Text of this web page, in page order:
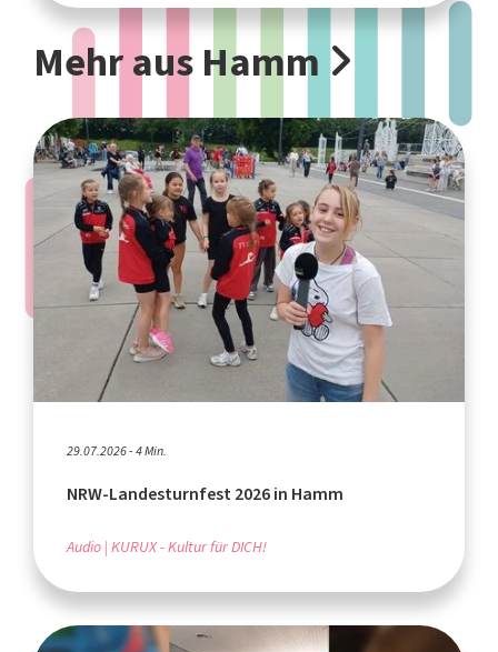
Mehr aus Hamm
29.07.2026 - 4 Min.
NRW-Landesturnfest 2026 in Hamm
Audio KURUX - Kultur für DICH!